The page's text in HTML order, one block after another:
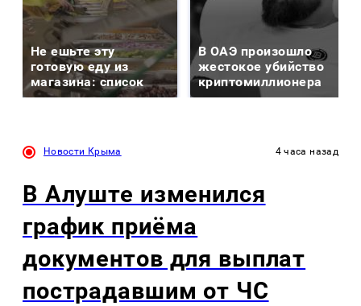
Не ешьте эту
готовую еду из
магазина: список
В ОАЭ произошло
жестокое убийство
криптомиллионера
Новости Крыма 4 часа назад
В Алуште изменился
график приёма
документов для выплат
пострадавшим от ЧС